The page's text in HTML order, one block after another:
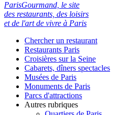
ParisGourmand, le site
des restaurants, des loisirs
et de l'art de vivre à Paris
Chercher un restaurant
Restaurants Paris
Croisières sur la Seine
Cabarets, dîners spectacles
Musées de Paris
Monuments de Paris
Parcs d'attractions
Autres rubriques